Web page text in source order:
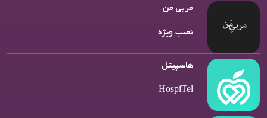
مربی من
نصب ویژه
هاسپیتل
HospiTel